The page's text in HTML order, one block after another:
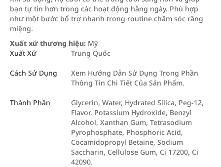
bạn tự tin hơn trong các hoạt động hằng ngày. Phù hợp
như một bước bổ trợ nhanh trong routine chăm sóc răng
miệng.
Xuất xứ thương hiệu: Mỹ
Xuất Xứ
Trung Quốc
Cách Sử Dụng
Xem Hướng Dẫn Sử Dụng Trong Phần
Thông Tin Chi Tiết Của Sản Phẩm.
Thành Phần
Glycerin, Water, Hydrated Silica, Peg-12,
Flavor, Potassium Hydroxide, Benzyl
Alcohol, Xanthan Gum, Tetrasodium
Pyrophosphate, Phosphoric Acid,
Cocamidopropyl Betaine, Sodium
Saccharin, Cellulose Gum, Ci 17200, Ci
42090.